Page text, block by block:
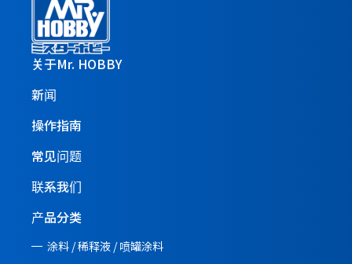
关于Mr. HOBBY
新闻
操作指南
常见问题
联系我们
产品分类
涂料 / 稀释液 / 喷罐涂料